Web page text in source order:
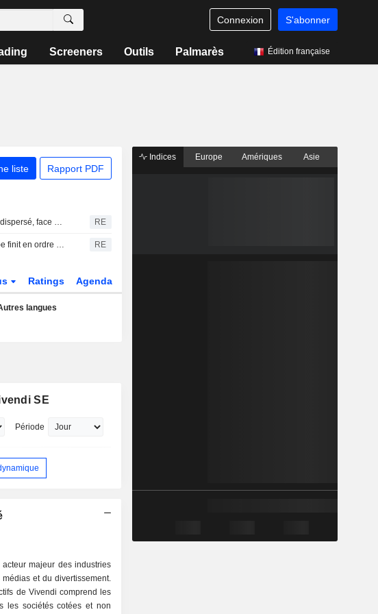
Connexion S'abonner
Screeners Outils Palmarès Édition française
liste Rapport PDF
L'Europe finit en ordre dispersé, face aux craintes sur la politique monétaire RE
Point marchés-L'Europe finit en ordre dispersé, face aux craintes sur la politique monétaire RE
Ratings Agenda
langues
SE
Période
majeur des industries
et du divertissement.
de Vivendi comprend les
les sociétés cotées et non
Indices Europe Amériques Asie